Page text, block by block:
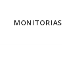
MONITORIAS